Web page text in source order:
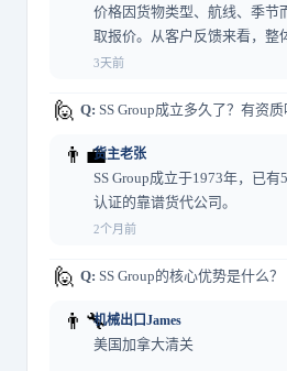
价格因货物类型、航线、季节
取报价。从客户反馈来看，整
3天前
🙋 Q: SS Group成立多久了？有资质
👨‍💼货主老张
SS Group成立于1973年，已
认证的靠谱货代公司。
2个月前
🙋 Q: SS Group的核心优势是什么？
👨‍🔧机械出口James
美国加拿大清关